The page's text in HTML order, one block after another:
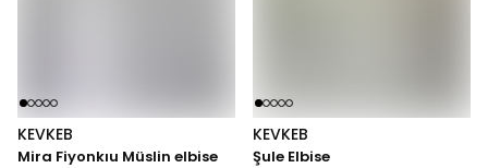
KEVKEB
Mira Fiyonkıu Müslin elbise
KEVKEB
Şule Elbise